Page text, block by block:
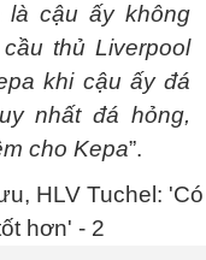
là cậu ấy không
thủ Liverpool
khi cậu ấy đá
nhất đá hỏng,
cho Kepa”.